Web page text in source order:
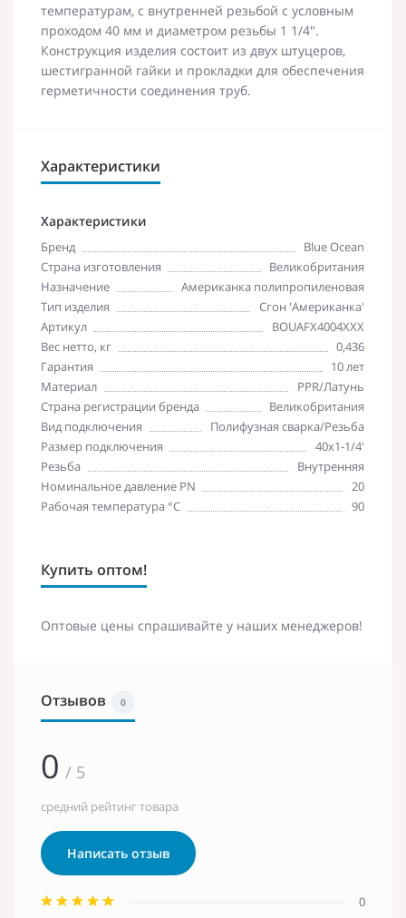
температурам, с внутренней резьбой с условным
проходом 40 мм и диаметром резьбы 1 1/4".
Конструкция изделия состоит из двух штуцеров,
шестигранной гайки и прокладки для обеспечения
герметичности соединения труб.
Характеристики
Характеристики
Бренд
Blue Ocean
Страна изготовления
Великобритания
Назначение
Американка полипропиленовая
Тип изделия
Сгон 'Американка'
Артикул
BOUAFX4004XXX
Вес нетто, кг
0,436
Гарантия
10 лет
Материал
PPR/Латунь
Страна регистрации бренда
Великобритания
Вид подключения
Полифузная сварка/Резьба
Размер подключения
40х1-1/4'
Резьба
Внутренняя
Номинальное давление PN
20
Рабочая температура °С
90
Купить оптом!
Оптовые цены спрашивайте у наших менеджеров!
Отзывов 0
0 / 5
средний рейтинг товара
Написать отзыв
0